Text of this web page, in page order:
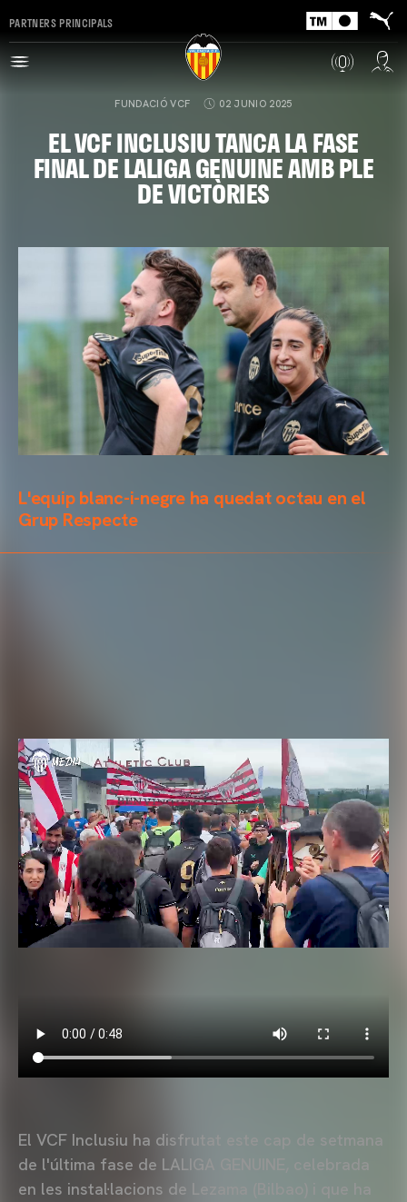
PARTNERS PRINCIPALS
FUNDACIÓ VCF 02 JUNIO 2025
EL VCF INCLUSIU TANCA LA FASE
FINAL DE LALIGA GENUINE AMB PLE
DE VICTÒRIES
L'equip blanc-i-negre ha quedat octau en el
Grup Respecte
El VCF Inclusiu ha disfrutat este cap de setmana
de l'última fase de LALIGA GENUINE, celebrada
en les instal·lacions de Lezama (Bilbao) i que ha